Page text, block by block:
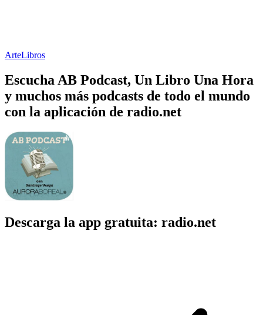
ArteLibros
Escucha AB Podcast, Un Libro Una Hora
y muchos más podcasts de todo el mundo
con la aplicación de radio.net
Descarga la app gratuita: radio.net